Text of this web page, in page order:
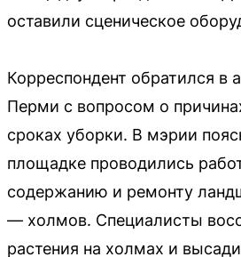
оставили сценическое
Корреспондент обратился в
Перми с вопросом о
сроках уборки. В мэрии
площадке проводились
содержанию и ремонту
— холмов. Специалисты
растения на холмах и